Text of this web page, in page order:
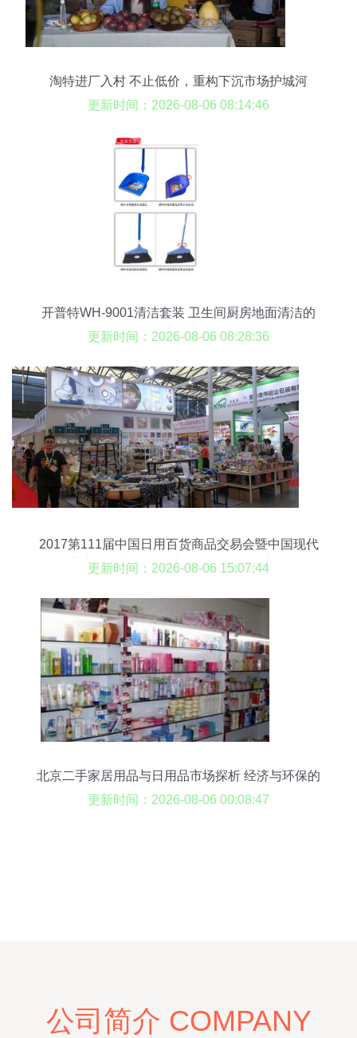
淘特进厂入村 不止低价，重构下沉市场护城河
更新时间：2026-08-06 08:14:46
开普特WH-9001清洁套装 卫生间厨房地面清洁的
理想之选
更新时间：2026-08-06 08:28:36
2017第111届中国日用百货商品交易会暨中国现代
家庭用品博览会 创新与生活艺术的交汇
更新时间：2026-08-06 15:07:44
北京二手家居用品与日用品市场探析 经济与环保的
双赢选择
更新时间：2026-08-06 00:08:47
公司简介 COMPANY